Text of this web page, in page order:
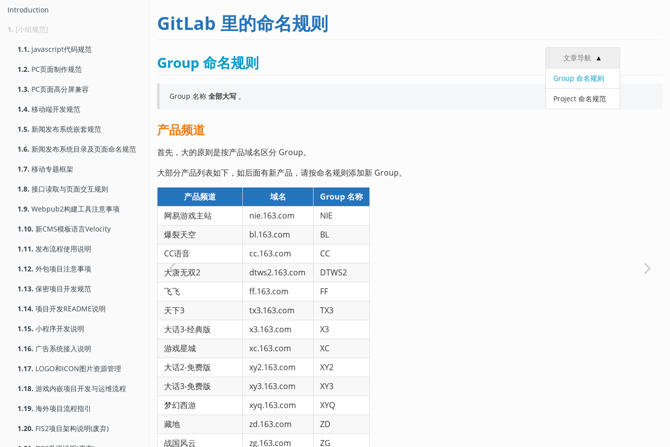
Introduction
1. [小组规范]
1.1. javascript代码规范
1.2. PC页面制作规范
1.3. PC页面高分屏兼容
1.4. 移动端开发规范
1.5. 新闻发布系统嵌套规范
1.6. 新闻发布系统目录及页面命名规范
1.7. 移动专题框架
1.8. 接口读取与页面交互规则
1.9. Webpub2构建工具注意事项
1.10. 新CMS模板语言Velocity
1.11. 发布流程使用说明
1.12. 外包项目注意事项
1.13. 保密项目开发规范
1.14. 项目开发README说明
1.15. 小程序开发说明
1.16. 广告系统接入说明
1.17. LOGO和ICON图片资源管理
1.18. 游戏内嵌项目开发与运维流程
1.19. 海外项目流程指引
1.20. FIS2项目架构说明(废弃)
GitLab 里的命名规则
Group 命名规则
Group 名称 全部大写 。
产品频道
首先，大的原则是按产品域名区分 Group。
大部分产品列表如下，如后面有新产品，请按命名规则添加新 Group。
产品频道 域名
Group 名称
网易游戏主站
nie.163.com
NIE
爆裂天空
bl.163.com
BL
CC语音
cc.163.com
CC
大唐无双2
dtws2.163.com
DTWS2
飞飞
ff.163.com
FF
天下3
tx3.163.com
TX3
大话3-经典版
x3.163.com
X3
游戏星城
xc.163.com
XC
大话2-免费版
xy2.163.com
XY2
大话3-免费版
xy3.163.com
XY3
梦幻西游
xyq.163.com
XYQ
藏地
zd.163.com
ZD
战国风云
zg.163.com ZG
文章导航 ▲
Group 命名规则
Project 命名规范